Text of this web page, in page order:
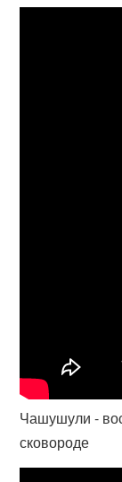
Чашушули -
сковороде